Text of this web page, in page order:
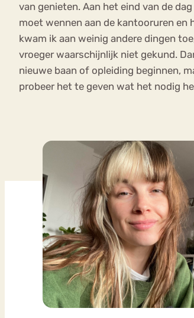
van genieten. Aan het eind van de
moet wennen aan de kantooruren en
kwam ik aan weinig andere dingen
vroeger waarschijnlijk niet gekund.
nieuwe baan of opleiding beginnen,
probeer het te geven wat het nodig